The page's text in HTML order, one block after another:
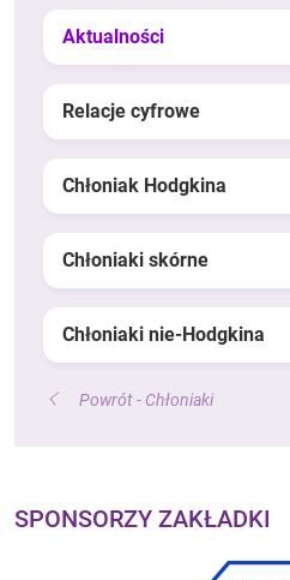
Aktualności
Relacje cyfrowe
Chłoniak Hodgkina
Chłoniaki skórne
Chłoniaki nie-Hodgkina
Powrót - Chłoniaki
SPONSORZY ZAKŁADKI